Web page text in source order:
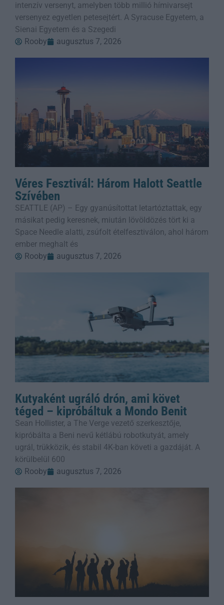
intenzív versenyt, amelyben több millió hímivarsejt
versenyez egyetlen petesejtért. A Syracuse Egyetem, a
Sienai Egyetem és a Szegedi
Rooby
augusztus 7, 2026
Véres Fesztivál: Három Halott Seattle
Szívében
SEATTLE (AP) – Egy gyanúsítottat letartóztattak, egy
másikat pedig keresnek, miután lövöldözés tört ki a
Space Needle alatti, zsúfolt ételfesztiválon, ahol három
ember meghalt és
Rooby
augusztus 7, 2026
Kutyaként ugráló drón, ami követ
téged – kipróbáltuk a Mondo Benit
Sean Hollister, a The Verge vezető szerkesztője,
kipróbálta a Beni nevű kétlábú robotkutyát, amely
ugrál, trükközik, és stabil 4K-ban követi a gazdáját. A
körülbelül 600
Rooby
augusztus 7, 2026